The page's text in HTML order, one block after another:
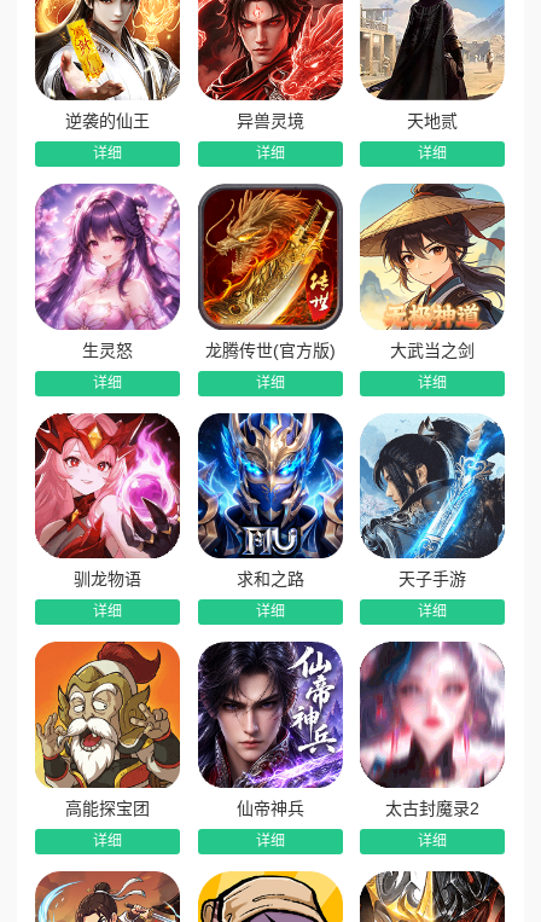
逆袭的仙王
详细
异兽灵境
详细
天地贰
详细
生灵怒
详细
龙腾传世(官方版)
详细
大武当之剑
详细
驯龙物语
详细
求和之路
详细
天子手游
详细
高能探宝团
详细
仙帝神兵
详细
太古封魔录2
详细